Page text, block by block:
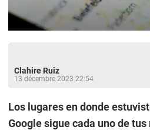
Clahire Ruiz
13 décembre 2023 22:54
Los lugares en donde
Google sigue cada uno de